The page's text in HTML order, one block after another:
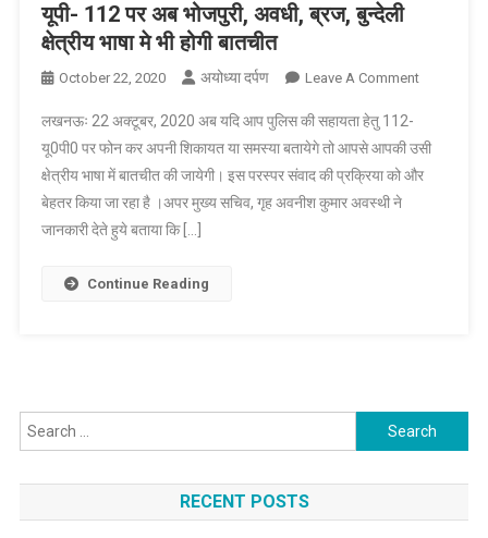
यूपी- 112 पर अब भोजपुरी, अवधी, ब्रज, बुन्देली
क्षेत्रीय भाषा मे भी होगी बातचीत
October 22, 2020 अयोध्या दर्पण Leave A CommentOn
पर
अब
बातचीत
लखनऊः 22 अक्टूबर, 2020 अब यदि आप पुलिस की सहायता हेतु 112-
यू0पी0 पर फोन कर अपनी शिकायत या समस्या बतायेगे तो आपसे आपकी उसी
क्षेत्रीय भाषा में बातचीत की जायेगी। इस परस्पर संवाद की प्रक्रिया को और
बेहतर किया जा रहा है ।अपर मुख्य सचिव, गृह अवनीश कुमार अवस्थी ने
जानकारी देते हुये बताया कि […]
Continue Reading
Search
for:
RECENT POSTS